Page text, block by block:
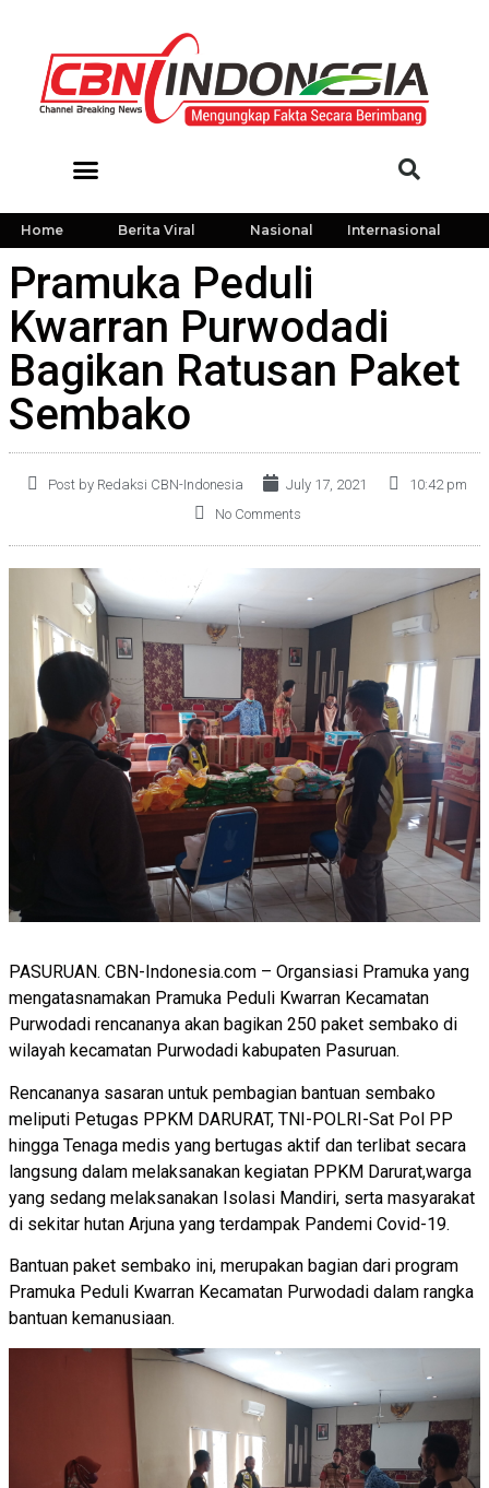
Home Berita Viral Nasional Internasional
Pramuka Peduli
Kwarran Purwodadi
Bagikan Ratusan Paket
Sembako
Post by Redaksi CBN-Indonesia July 17, 2021
10:42 pm
No Comments
PASURUAN. CBN-Indonesia.com – Organsiasi Pramuka yang
mengatasnamakan Pramuka Peduli Kwarran Kecamatan
Purwodadi rencananya akan bagikan 250 paket sembako di
wilayah kecamatan Purwodadi kabupaten Pasuruan.
Rencananya sasaran untuk pembagian bantuan sembako
meliputi Petugas PPKM DARURAT, TNI-POLRI-Sat Pol PP
hingga Tenaga medis yang bertugas aktif dan terlibat secara
langsung dalam melaksanakan kegiatan PPKM Darurat,warga
yang sedang melaksanakan Isolasi Mandiri, serta masyarakat
di sekitar hutan Arjuna yang terdampak Pandemi Covid-19.
Bantuan paket sembako ini, merupakan bagian dari program
Pramuka Peduli Kwarran Kecamatan Purwodadi dalam rangka
bantuan kemanusiaan.